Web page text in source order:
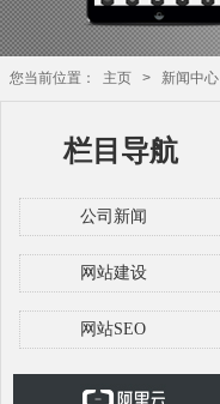
您当前位置： 主页 > 新闻中心
栏目导航
公司新闻
网站建设
网站SEO